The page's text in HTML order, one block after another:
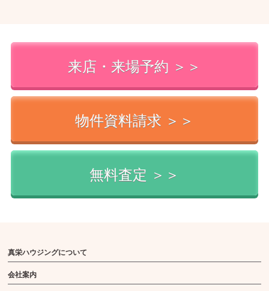
来店・来場予約 ＞＞
物件資料請求 ＞＞
無料査定 ＞＞
真栄ハウジングについて
会社案内